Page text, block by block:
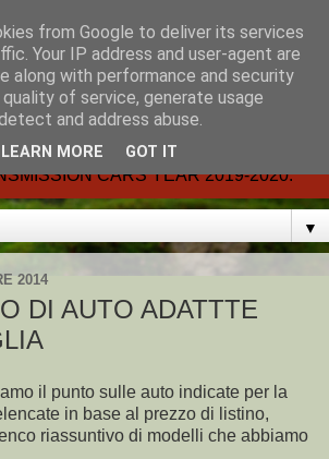
®-All about
cars.
NEW BOOK-
CARS YEAR 2019-2020.
▼
2014
DI AUTO ADATTTE
il punto sulle auto indicate per la
in base al prezzo di listino,
riassuntivo di modelli che abbiamo
from Google to deliver its services
Your IP address and user-agent are
along with performance and security
of service, generate usage
and address abuse.
LEARN MORE GOT IT